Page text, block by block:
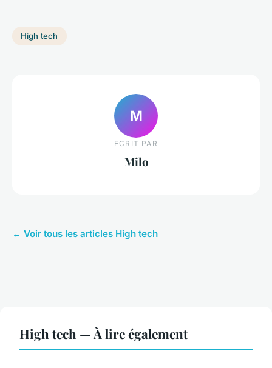
High tech
M
ECRIT PAR
Milo
← Voir tous les articles High tech
High tech — À lire également